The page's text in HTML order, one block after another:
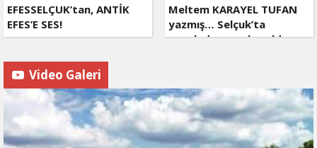
EFESSELÇUK’tan, ANTİK
EFES’E SES!
Meltem KARAYEL TUFAN
yazmış… Selçuk’ta
pusulada pusu kuruldu…
Video Galeri